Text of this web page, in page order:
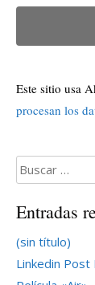
Este sitio usa
procesan los
Buscar:
Entradas
(sin título)
Linkedin Post